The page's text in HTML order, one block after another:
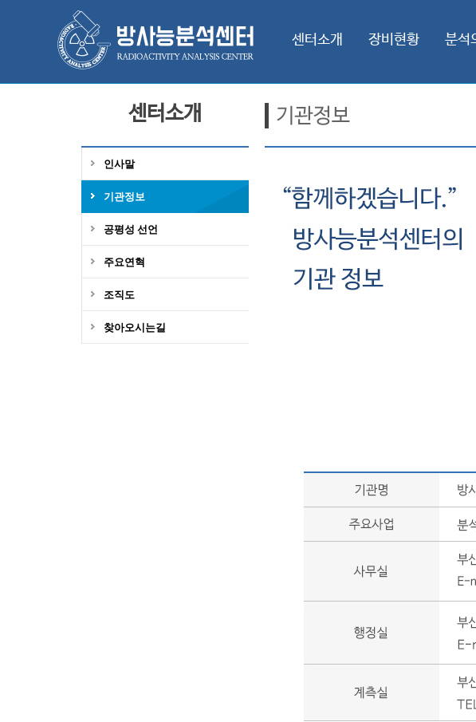
센터소개 장비현황 분석
센터소개
인사말
기관정보
공평성 선언
주요연혁
조직도
찾아오시는길